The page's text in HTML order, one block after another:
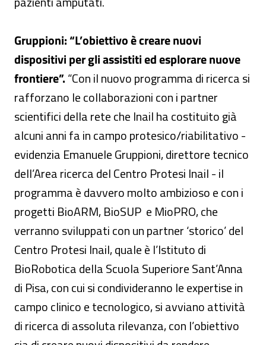
Gruppioni: “L’obiettivo è creare nuovi
dispositivi per gli assistiti ed esplorare nuove
frontiere”.“Con il nuovo programma di ricerca si
rafforzano le collaborazioni con i partner
scientifici della rete che Inail ha costituito già
alcuni anni fa in campo protesico/riabilitativo -
evidenzia Emanuele Gruppioni, direttore tecnico
dell’Area ricerca del Centro Protesi Inail - il
programma è davvero molto ambizioso e con i
progetti BioARM, BioSUP e MioPRO, che
verranno sviluppati con un partner ‘storico’ del
Centro Protesi Inail, quale è l’Istituto di
BioRobotica della Scuola Superiore Sant’Anna
di Pisa, con cui si condivideranno le expertise in
campo clinico e tecnologico, si avviano attività
di ricerca di assoluta rilevanza, con l’obiettivo